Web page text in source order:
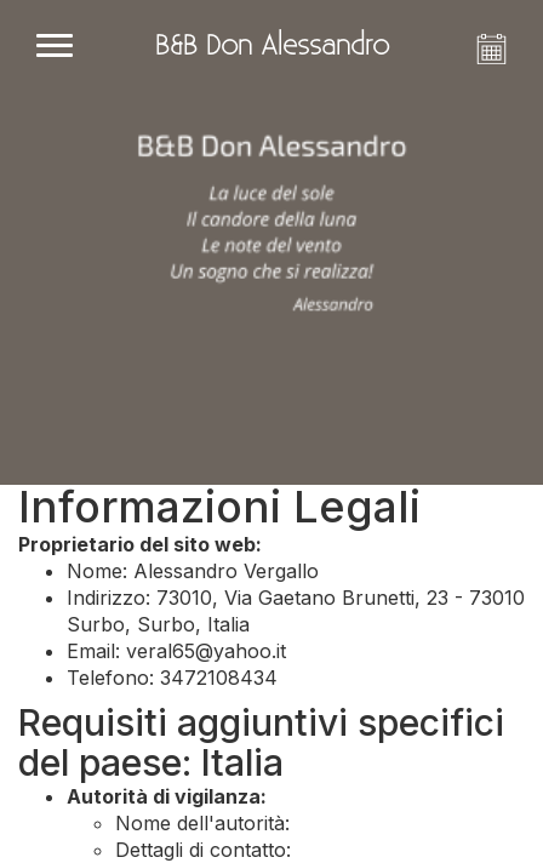
B&B Don Alessandro
Informazioni Legali
Proprietario del sito web:
Nome: Alessandro Vergallo
Indirizzo: 73010, Via Gaetano Brunetti, 23 - 73010
Surbo, Surbo, Italia
Email: veral65@yahoo.it
Telefono: 3472108434
Requisiti aggiuntivi specifici
del paese: Italia
Autorità di vigilanza:
Nome dell'autorità:
Dettagli di contatto: